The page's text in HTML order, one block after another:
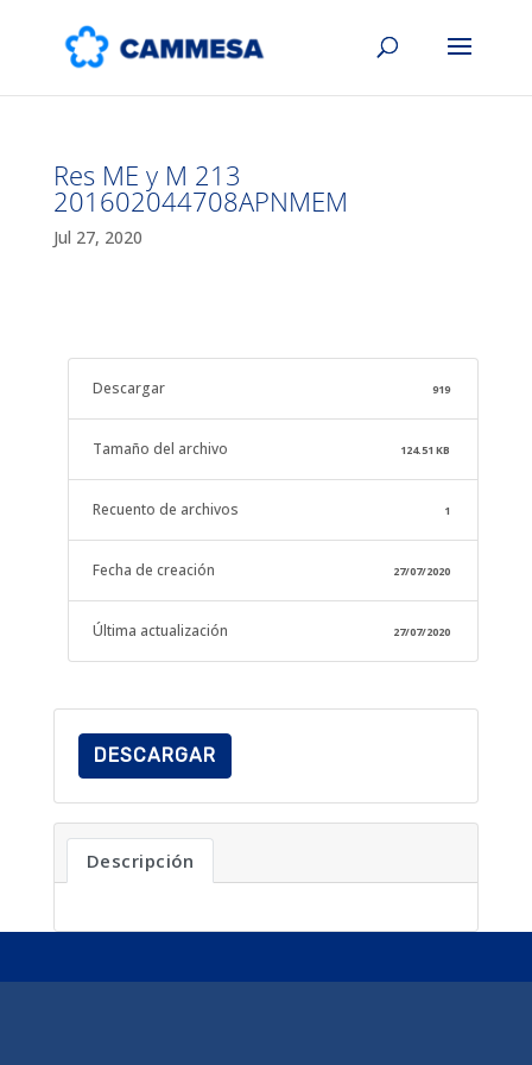
Res ME y M 213
201602044708APNMEM
Jul 27, 2020
Descargar 919
Tamaño del archivo 124.51 KB
Recuento de archivos 1
Fecha de creación 27/07/2020
Última actualización 27/07/2020
DESCARGAR
Descripción